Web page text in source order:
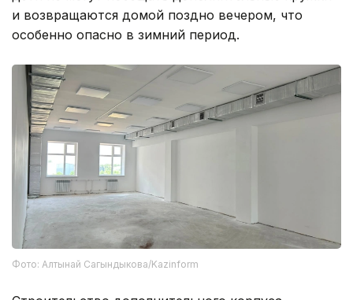
и возвращаются домой поздно вечером, что
особенно опасно в зимний период.
Фото: Алтынай Сагындыкова/Kazinform